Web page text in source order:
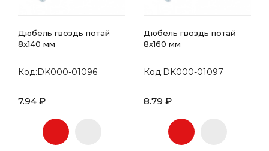
Дюбель гвоздь потай
8х140 мм
Код:DK000-01096
7.94 ₽
Дюбель гвоздь потай
8х160 мм
Код:DK000-01097
8.79 ₽